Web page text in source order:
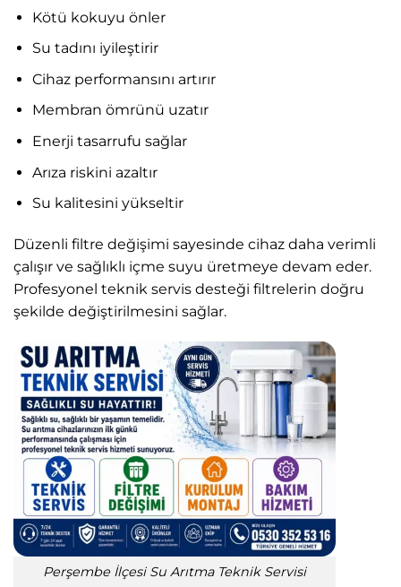
Kötü kokuyu önler
Su tadını iyileştirir
Cihaz performansını artırır
Membran ömrünü uzatır
Enerji tasarrufu sağlar
Arıza riskini azaltır
Su kalitesini yükseltir
Düzenli filtre değişimi sayesinde cihaz daha verimli
çalışır ve sağlıklı içme suyu üretmeye devam eder.
Profesyonel teknik servis desteği filtrelerin doğru
şekilde değiştirilmesini sağlar.
Perşembe İlçesi Su Arıtma Teknik Servisi